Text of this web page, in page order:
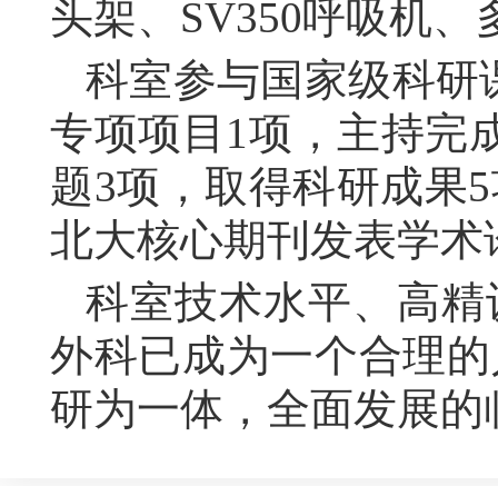
头架、 SV350呼吸机、
科室参与国家级科研
专项项目 1项，主持完
题3项，取得科研成果5
北大核心期刊发表学术
科室技术水平、高
外科已成为一个合理
研为一体，全面发展